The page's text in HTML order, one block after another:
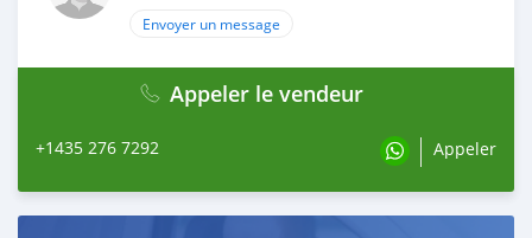
Envoyer un message
Appeler le vendeur
+1435 276 7292 Appeler